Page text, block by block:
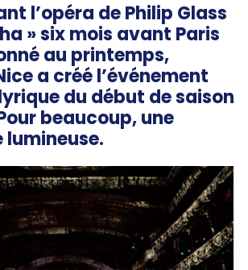
l’opéra de Philip Glass
» six mois avant Paris
au printemps,
a créé l’événement
du début de saison
beaucoup, une